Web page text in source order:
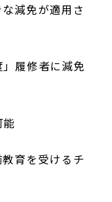
減免が適用さ
履修者に減免
能
育を受けるチ